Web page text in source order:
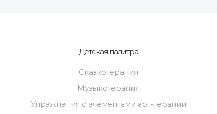
Детская палитра
Сказкотерапия
Музыкотерапия
Упражнения с элементами арт-терапии